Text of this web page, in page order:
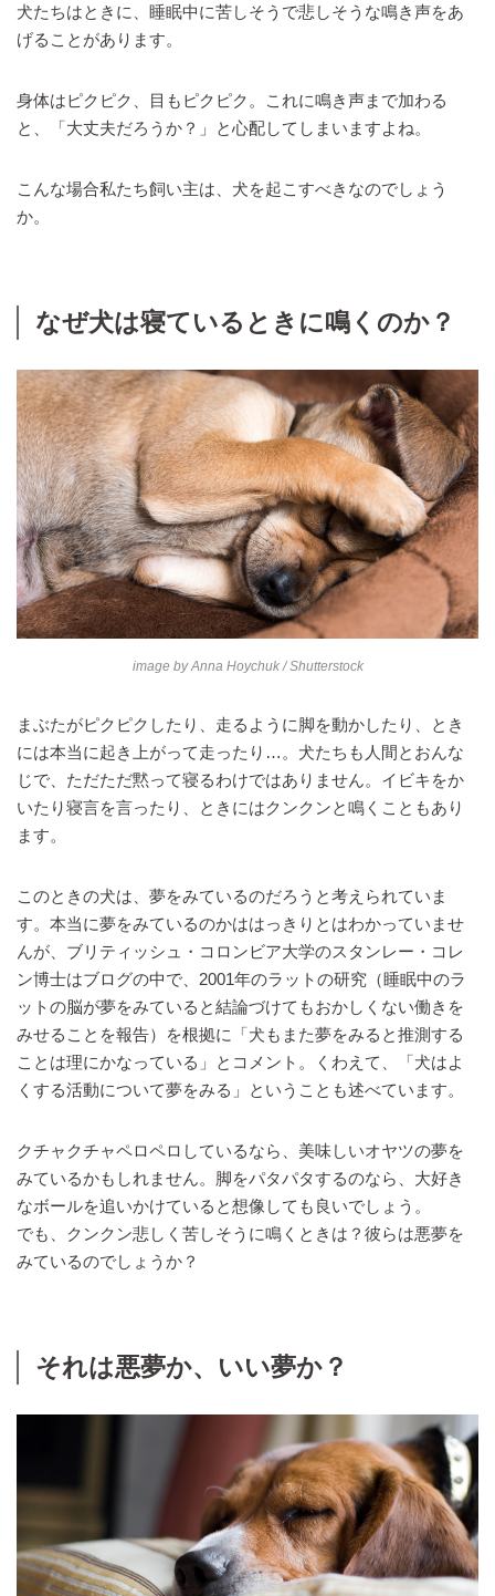
犬たちはときに、睡眠中に苦しそうで悲しそうな鳴き声をあ
げることがあります。
身体はピクピク、目もピクピク。これに鳴き声まで加わる
と、「大丈夫だろうか？」と心配してしまいますよね。
こんな場合私たち飼い主は、犬を起こすべきなのでしょう
か。
なぜ犬は寝ているときに鳴くのか？
image byAnna Hoychuk/ Shutterstock
まぶたがピクピクしたり、走るように脚を動かしたり、とき
には本当に起き上がって走ったり…。犬たちも人間とおんな
じで、ただただ黙って寝るわけではありません。イビキをか
いたり寝言を言ったり、ときにはクンクンと鳴くこともあり
ます。
このときの犬は、夢をみているのだろうと考えられていま
す。本当に夢をみているのかははっきりとはわかっていませ
んが、ブリティッシュ・コロンビア大学のスタンレー・コレ
ン博士はブログの中で、2001年のラットの研究（睡眠中のラ
ットの脳が夢をみていると結論づけてもおかしくない働きを
みせることを報告）を根拠に「犬もまた夢をみると推測する
ことは理にかなっている」とコメント。くわえて、「犬はよ
くする活動について夢をみる」ということも述べています。
クチャクチャペロペロしているなら、美味しいオヤツの夢を
みているかもしれません。脚をパタパタするのなら、大好き
なボールを追いかけていると想像しても良いでしょう。
でも、クンクン悲しく苦しそうに鳴くときは？彼らは悪夢を
みているのでしょうか？
それは悪夢か、いい夢か？